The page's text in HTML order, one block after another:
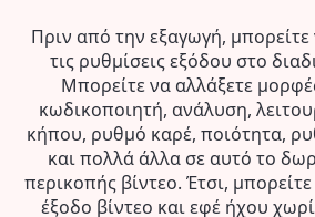
Πριν από την εξαγωγή,
τις ρυθμίσεις εξόδου στο
Μπορείτε να αλλάξετε
κωδικοποιητή, ανάλυση,
κήπου, ρυθμό καρέ, ποιότητα,
και πολλά άλλα σε αυτό το
περικοπής βίντεο. Έτσι,
έξοδο βίντεο και εφέ ήχου